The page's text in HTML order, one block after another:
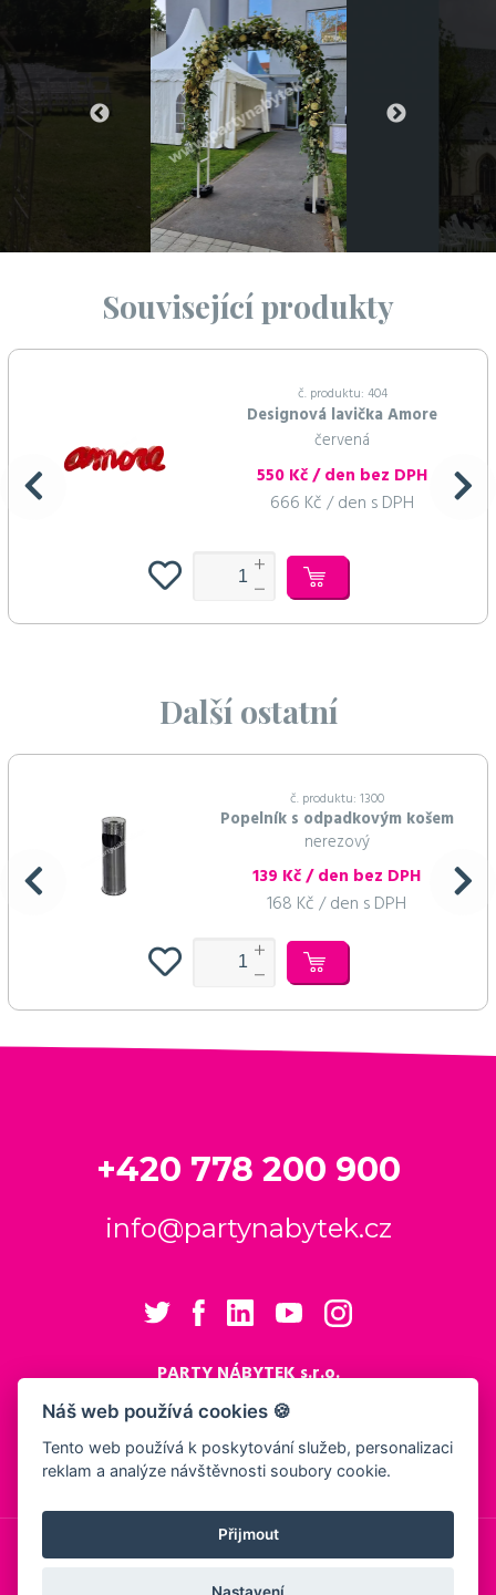
Náš web používá cookies 🍪
Tento web používá k poskytování služeb, personalizaci
reklam a analýze návštěvnosti soubory cookie.
Přijmout
Související produkty
č. produktu: 404
Designová lavička Amore
červená
550 Kč / den bez DPH
666 Kč / den s DPH
Další ostatní
č. produktu: 1300
Popelník s odpadkovým košem
nerezový
139 Kč / den bez DPH
168 Kč / den s DPH
+420 778 200 900
info@partynabytek.cz
PARTY NÁBYTEK s.r.o.
Cukrovarská 984
Logistický areál Cukrovar Čakovice
196 00 Praha 9 - Čakovice
© 2026, PARTY NÁBYTEK s.r.o.
Ochrana osobních údajů